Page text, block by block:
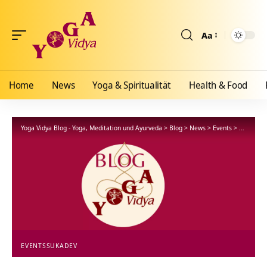
Aa
Home News Yoga & Spiritualität Health & Food
Yoga Vidya Blog - Yoga, Meditation und Ayurveda > Blog > News > Events > Tag der
EVENTSSUKADEV